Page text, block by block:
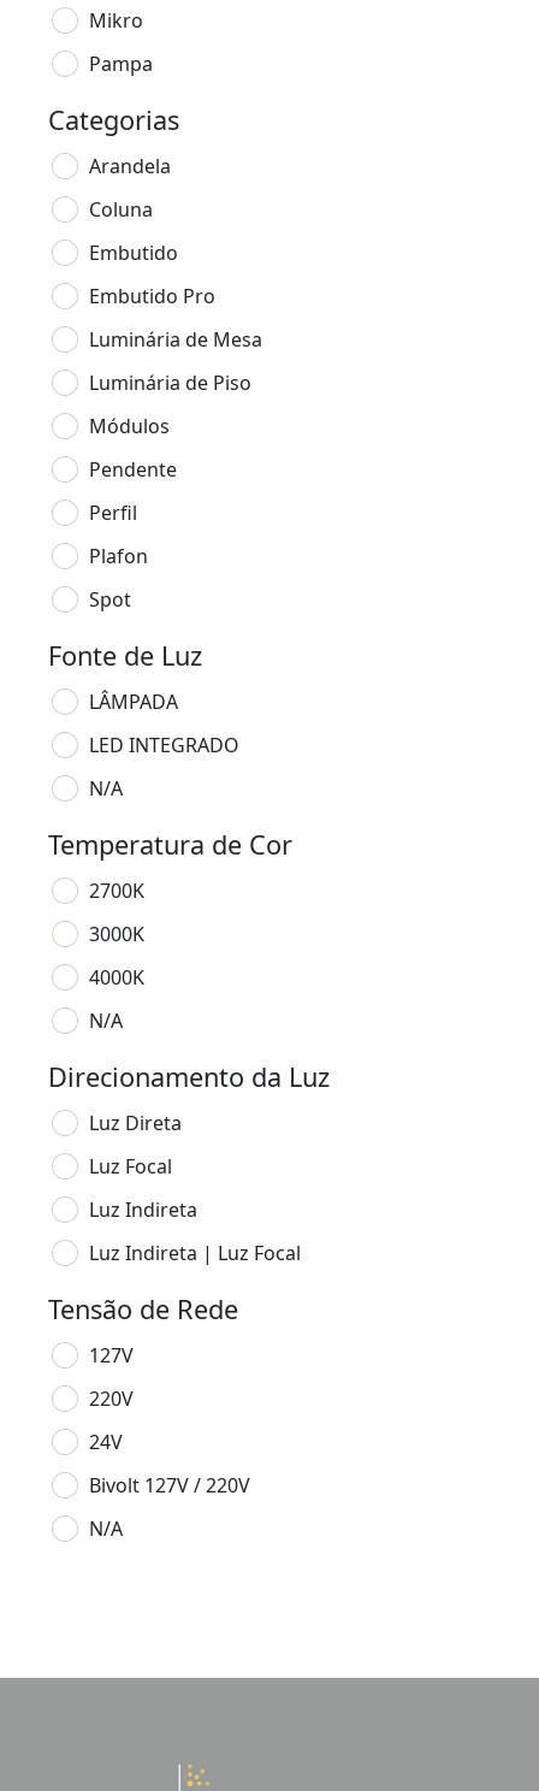
Mikro
Pampa
Categorias
Arandela
Coluna
Embutido
Embutido Pro
Luminária de Mesa
Luminária de Piso
Módulos
Pendente
Perfil
Plafon
Spot
Fonte de Luz
LÂMPADA
LED INTEGRADO
N/A
Temperatura de Cor
2700K
3000K
4000K
N/A
Direcionamento da Luz
Luz Direta
Luz Focal
Luz Indireta
Luz Indireta | Luz Focal
Tensão de Rede
127V
220V
24V
Bivolt 127V / 220V
N/A